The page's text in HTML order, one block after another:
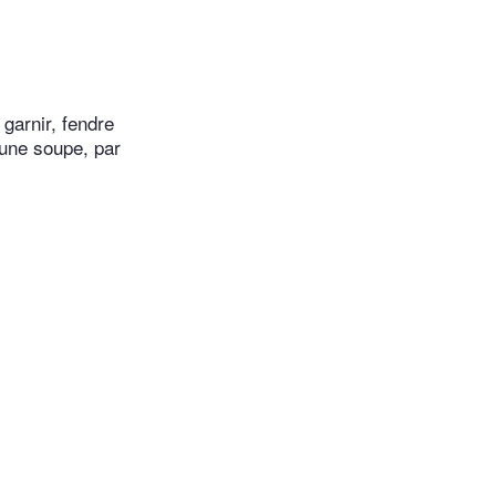
fendre
soupe, par